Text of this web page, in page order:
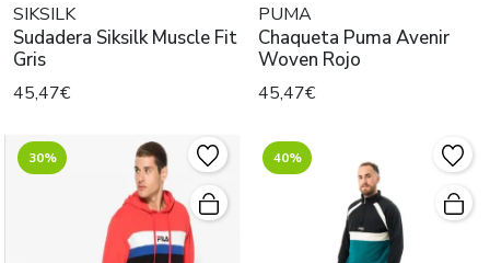
SIKSILK
Sudadera Siksilk Muscle Fit
Gris
45,47€
PUMA
Chaqueta Puma Avenir
Woven Rojo
45,47€
30% 40%